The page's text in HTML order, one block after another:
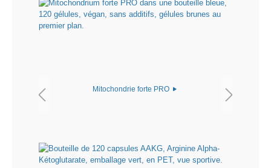
Mitochondrie forte PRO